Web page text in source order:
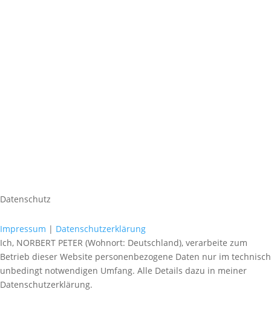
Datenschutz
Impressum | Datenschutzerklärung
Ich, NORBERT PETER (Wohnort: Deutschland), verarbeite zum
Betrieb dieser Website personenbezogene Daten nur im technisch
unbedingt notwendigen Umfang. Alle Details dazu in meiner
Datenschutzerklärung.